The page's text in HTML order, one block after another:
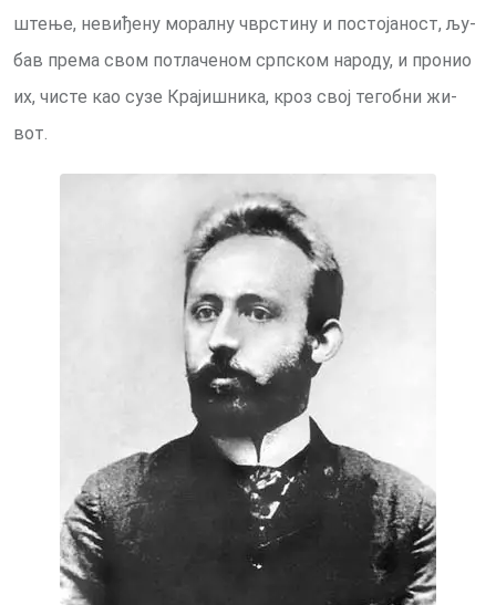
ште­ње, не­ви­ђе­ну мо­рал­ну чвр­сти­ну и по­сто­ја­ност, љу­
бав пре­ма свом по­тла­че­ном срп­ском на­ро­ду, и про­нио
их, чи­сте као су­зе Кра­ји­шни­ка, кроз свој те­гоб­ни жи­
вот.